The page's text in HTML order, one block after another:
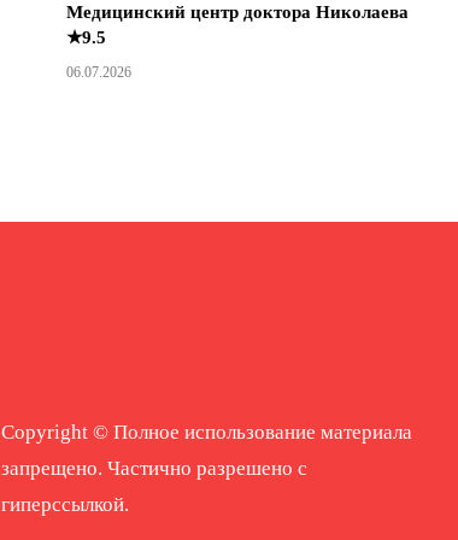
Медицинский центр доктора Николаева
★9.5
06.07.2026
Copyright © Полное использование материала
запрещено. Частично разрешено с
гиперссылкой.